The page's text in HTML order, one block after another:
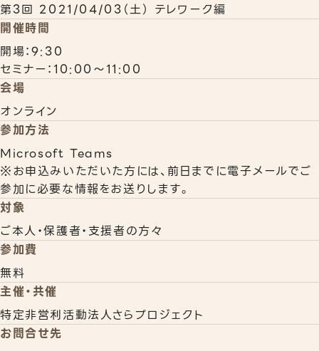
第3回 2021/04/03（土） テレワーク編
開催時間
開場：9:30
セミナー：10:00～11:00
会場
オンライン
参加方法
Microsoft Teams
※お申込みいただいた方には、前日までに電子メールでご
参加に必要な情報をお送りします。
対象
ご本人・保護者・支援者の方々
参加費
無料
主催・共催
特定非営利活動法人さらプロジェクト
お問合せ先